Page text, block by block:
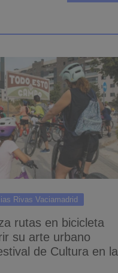
Rivas Vaciamadrid
rutas en bicicleta
su arte urbano
de Cultura en la